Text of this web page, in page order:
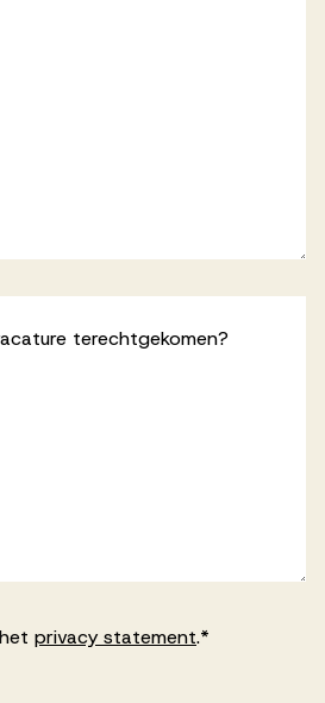
terechtgekomen?
privacy statement.*